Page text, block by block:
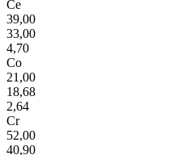
Ce
39,00
33,00
4,70
Co
21,00
18,68
2,64
Cr
52,00
40,90